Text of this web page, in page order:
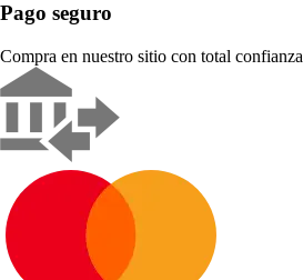
Pago seguro
Compra en nuestro sitio con total confianza